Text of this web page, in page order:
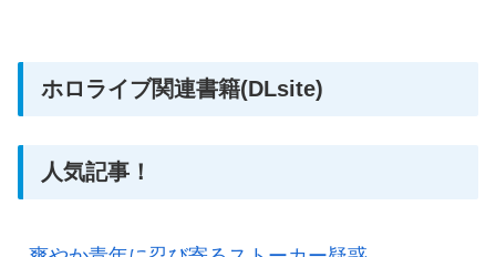
ホロライブ関連書籍(DLsite)
人気記事！